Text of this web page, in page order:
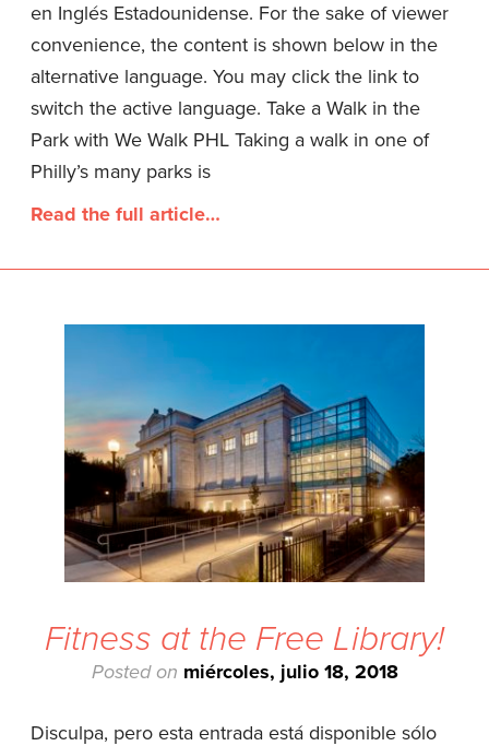
en Inglés Estadounidense. For the sake of viewer
convenience, the content is shown below in the
alternative language. You may click the link to
switch the active language. Take a Walk in the
Park with We Walk PHL Taking a walk in one of
Philly’s many parks is
Read the full article…
Fitness at the Free Library!
Posted on miércoles, julio 18, 2018
Disculpa, pero esta entrada está disponible sólo